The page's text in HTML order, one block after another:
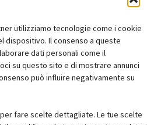
utilizziamo tecnologie come i cookie
dispositivo. Il consenso a queste
dati personali come il
su questo sito e di mostrare annunci
può influire negativamente su
fare scelte dettagliate. Le tue scelte
il triplo
opportunamente
sono luminosi e